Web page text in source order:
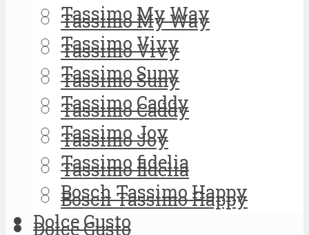
Tassimo My Way
Tassimo Vivy
Tassimo Suny
Tassimo Caddy
Tassimo Joy
Tassimo fidelia
Bosch Tassimo Happy
Dolce Gusto
Tassimo My Way
Tassimo Vivy
Tassimo Suny
Tassimo Caddy
Tassimo Joy
Tassimo fidelia
Bosch Tassimo Happy
Dolce Gusto